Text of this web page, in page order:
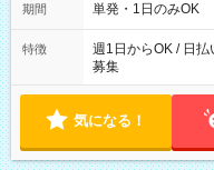
期間 単発・1日のみOK
特徴
週1日からOK / 日
募集
気になる！